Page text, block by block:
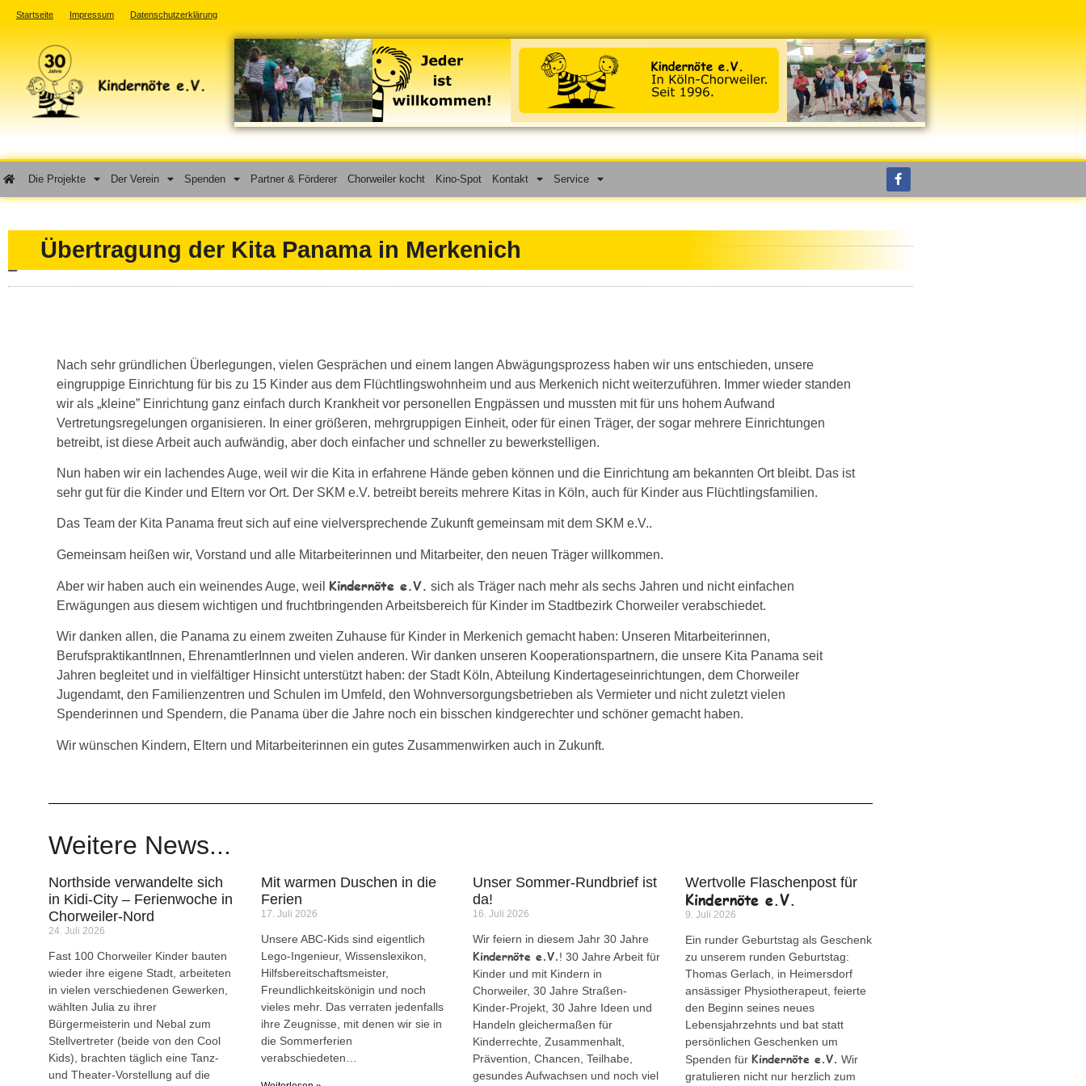
Startseite Impressum Datenschutzerklärung
Die Projekte Der Verein Spenden Partner & Förderer Chorweiler kocht Kino-Spot Kontakt Service
Übertragung der Kita Panama in Merkenich
Nach sehr gründlichen Überlegungen, vielen Gesprächen und einem langen Abwägungsprozess haben wir uns entschieden, unsere
eingruppige Einrichtung für bis zu 15 Kinder aus dem Flüchtlingswohnheim und aus Merkenich nicht weiterzuführen. Immer wieder standen
wir als „kleine” Einrichtung ganz einfach durch Krankheit vor personellen Engpässen und mussten mit für uns hohem Aufwand
Vertretungsregelungen organisieren. In einer größeren, mehrgruppigen Einheit, oder für einen Träger, der sogar mehrere Einrichtungen
betreibt, ist diese Arbeit auch aufwändig, aber doch einfacher und schneller zu bewerkstelligen.
Nun haben wir ein lachendes Auge, weil wir die Kita in erfahrene Hände geben können und die Einrichtung am bekannten Ort bleibt. Das ist
sehr gut für die Kinder und Eltern vor Ort. Der SKM e.V. betreibt bereits mehrere Kitas in Köln, auch für Kinder aus Flüchtlingsfamilien.
Das Team der Kita Panama freut sich auf eine vielversprechende Zukunft gemeinsam mit dem SKM e.V..
Gemeinsam heißen wir, Vorstand und alle Mitarbeiterinnen und Mitarbeiter, den neuen Träger willkommen.
Aber wir haben auch ein weinendes Auge, weil Kindernöte e.V. sich als Träger nach mehr als sechs Jahren und nicht einfachen
Erwägungen aus diesem wichtigen und fruchtbringenden Arbeitsbereich für Kinder im Stadtbezirk Chorweiler verabschiedet.
Wir danken allen, die Panama zu einem zweiten Zuhause für Kinder in Merkenich gemacht haben: Unseren Mitarbeiterinnen,
BerufspraktikantInnen, EhrenamtlerInnen und vielen anderen. Wir danken unseren Kooperationspartnern, die unsere Kita Panama seit
Jahren begleitet und in vielfältiger Hinsicht unterstützt haben: der Stadt Köln, Abteilung Kindertageseinrichtungen, dem Chorweiler
Jugendamt, den Familienzentren und Schulen im Umfeld, den Wohnversorgungsbetrieben als Vermieter und nicht zuletzt vielen
Spenderinnen und Spendern, die Panama über die Jahre noch ein bisschen kindgerechter und schöner gemacht haben.
Wir wünschen Kindern, Eltern und Mitarbeiterinnen ein gutes Zusammenwirken auch in Zukunft.
Weitere News...
Northside verwandelte sich
in Kidi-City – Ferienwoche in
Chorweiler-Nord
24. Juli 2026
Fast 100 Chorweiler Kinder bauten
wieder ihre eigene Stadt, arbeiteten
in vielen verschiedenen Gewerken,
wählten Julia zu ihrer
Bürgermeisterin und Nebal zum
Stellvertreter (beide von den Cool
Kids), brachten täglich eine Tanz-
und Theater-Vorstellung auf die
Mit warmen Duschen in die
Ferien
17. Juli 2026
Unsere ABC-Kids sind eigentlich
Lego-Ingenieur, Wissenslexikon,
Hilfsbereitschaftsmeister,
Freundlichkeitskönigin und noch
vieles mehr. Das verraten jedenfalls
ihre Zeugnisse, mit denen wir sie in
die Sommerferien
verabschiedeten…
Unser Sommer-Rundbrief ist
da!
16. Juli 2026
Wir feiern in diesem Jahr 30 Jahre
Kindernöte e.V.! 30 Jahre Arbeit für
Kinder und mit Kindern in
Chorweiler, 30 Jahre Straßen-
Kinder-Projekt, 30 Jahre Ideen und
Handeln gleichermaßen für
Kinderrechte, Zusammenhalt,
Prävention, Chancen, Teilhabe,
gesundes Aufwachsen und noch viel
Wertvolle Flaschenpost für
Kindernöte e.V.
9. Juli 2026
Ein runder Geburtstag als Geschenk
zu unserem runden Geburtstag:
Thomas Gerlach, in Heimersdorf
ansässiger Physiotherapeut, feierte
den Beginn seines neues
Lebensjahrzehnts und bat statt
persönlichen Geschenken um
Spenden für Kindernöte e.V. Wir
gratulieren nicht nur herzlich zum